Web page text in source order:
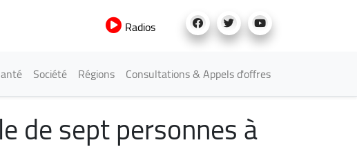
Radios
Société Régions Consultations & Appels d'offres
de sept personnes à